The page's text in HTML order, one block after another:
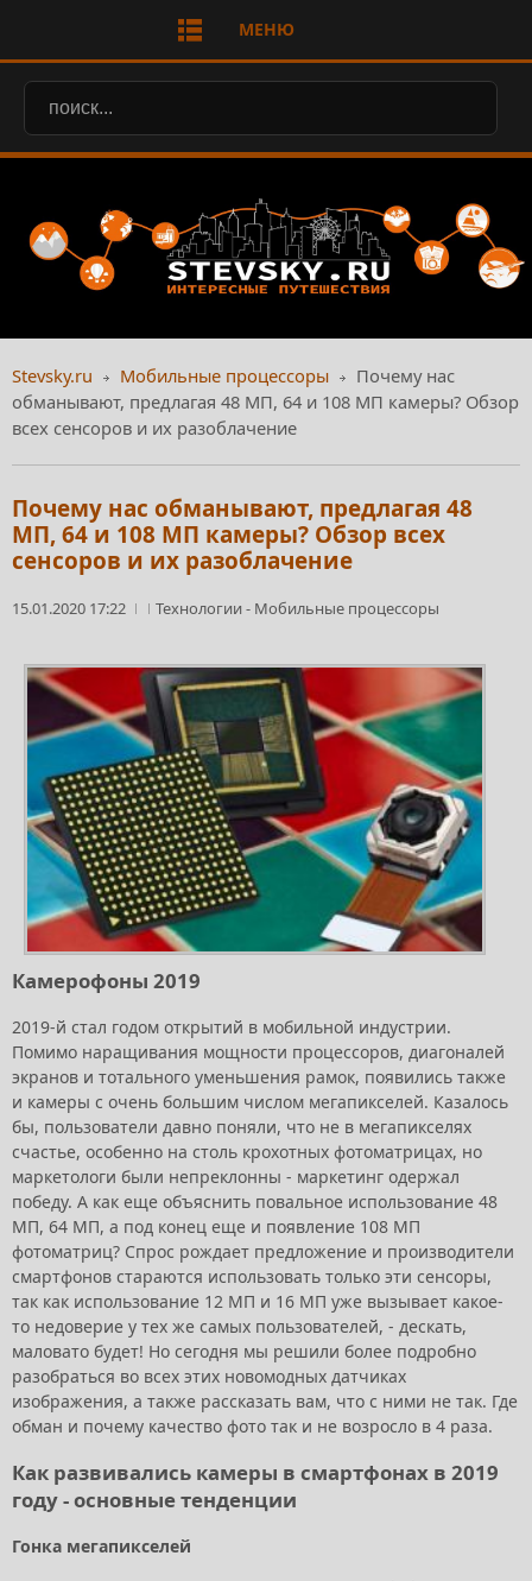
МЕНЮ
Stevsky.ru Мобильные процессоры
Почему нас
обманывают, предлагая 48 МП, 64 и 108 МП камеры? Обзор
всех сенсоров и их разоблачение
Почему нас обманывают, предлагая 48
МП, 64 и 108 МП камеры? Обзор всех
сенсоров и их разоблачение
15.01.2020 17:22 Технологии- Мобильные процессоры
Камерофоны 2019
2019-й стал годом открытий в мобильной индустрии.
Помимо наращивания мощности процессоров, диагоналей
экранов и тотального уменьшения рамок, появились также
и камеры с очень большим числом мегапикселей. Казалось
бы, пользователи давно поняли, что не в мегапикселях
счастье, особенно на столь крохотных фотоматрицах, но
маркетологи были непреклонны - маркетинг одержал
победу. А как еще объяснить повальное использование 48
МП, 64 МП, а под конец еще и появление 108 МП
фотоматриц? Спрос рождает предложение и производители
смартфонов стараются использовать только эти сенсоры,
так как использование 12 МП и 16 МП уже вызывает какое-
то недоверие у тех же самых пользователей, - дескать,
маловато будет! Но сегодня мы решили более подробно
разобраться во всех этих новомодных датчиках
изображения, а также рассказать вам, что с ними не так. Где
обман и почему качество фото так и не возросло в 4 раза.
Как развивались камеры в смартфонах в 2019
году - основные тенденции
Гонка мегапикселей